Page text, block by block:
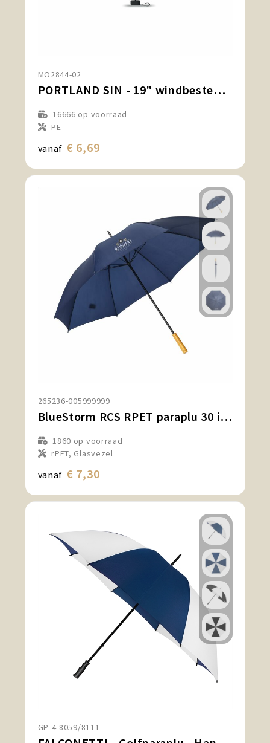
MO2844-02
PORTLAND SIN - 19" windbestendige paraplu
16666 op voorraad
PE
vanaf € 6,69
265236-005999999
BlueStorm RCS RPET paraplu 30 inch
1860 op voorraad
rPET, Glasvezel
vanaf € 7,30
GP-4-8059/8111